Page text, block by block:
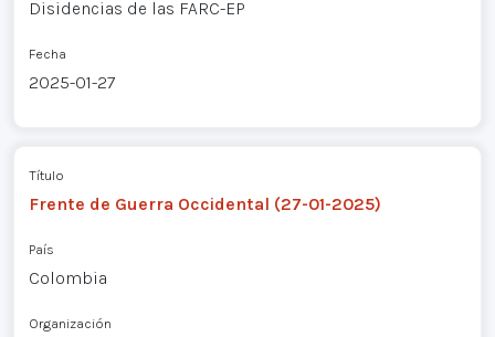
Disidencias de las FARC-EP
Fecha
2025-01-27
Título
Frente de Guerra Occidental (27-01-2025)
País
Colombia
Organización